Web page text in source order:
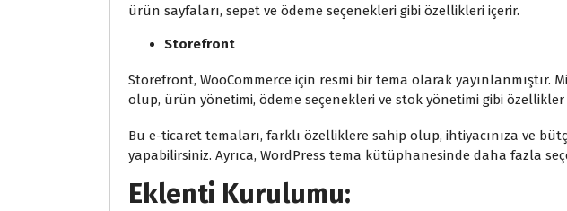
ürün sayfaları, sepet ve ödeme seçenekleri gibi özellikleri içerir.
Storefront
Storefront, WooCommerce için resmi bir tema olarak yayınlanmıştır.
olup, ürün yönetimi, ödeme seçenekleri ve stok yönetimi gibi özellikler
Bu e-ticaret temaları, farklı özelliklere sahip olup, ihtiyacınıza ve
yapabilirsiniz. Ayrıca, WordPress tema kütüphanesinde daha fazla
Eklenti Kurulumu: